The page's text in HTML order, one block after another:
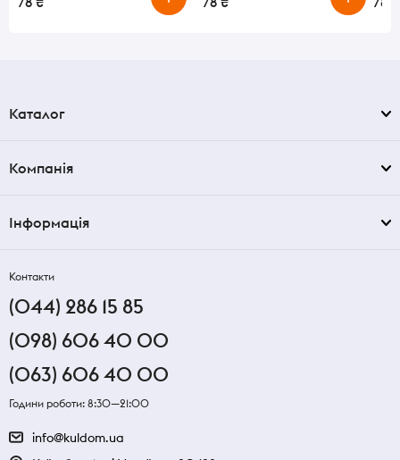
Каталог
Компанія
Інформація
Контакти
(044) 286 15 85
(098) 606 40 00
(063) 606 40 00
Години роботи: 8:30—21:00
info@kuldom.ua